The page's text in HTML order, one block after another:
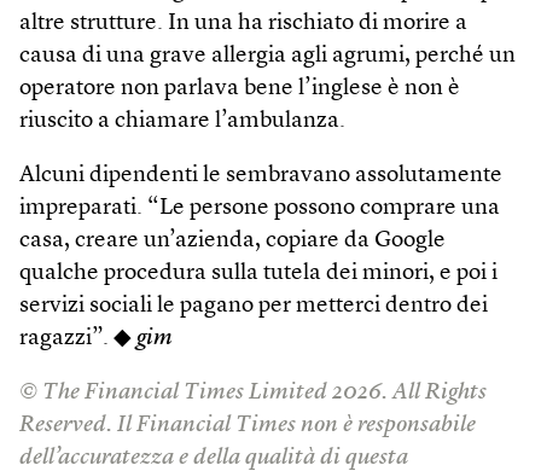
altre strutture. In una ha rischiato di morire a
causa di una grave allergia agli agrumi, perché un
operatore non parlava bene l’inglese è non è
riuscito a chiamare l’ambulanza.
Alcuni dipendenti le sembravano assolutamente
impreparati. “Le persone possono comprare una
casa, creare un’azienda, copiare da Google
qualche procedura sulla tutela dei minori, e poi i
servizi sociali le pagano per metterci dentro dei
ragazzi”. ◆ gim
© The Financial Times Limited 2026. All Rights
Reserved. Il Financial Times non è responsabile
dell’accuratezza e della qualità di questa